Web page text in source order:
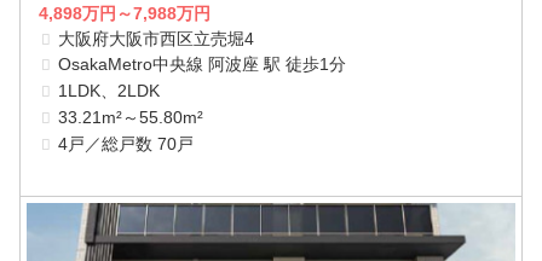
4,898万円～7,988万円
大阪府大阪市西区立売堀4
OsakaMetro中央線 阿波座 駅 徒歩1分
1LDK、2LDK
33.21m²～55.80m²
4戸／総戸数 70戸